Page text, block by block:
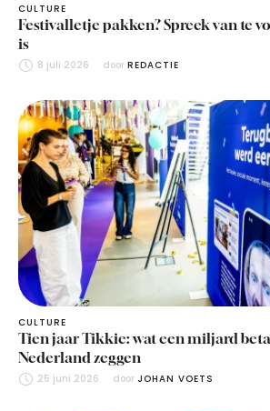
CULTURE
Festivalletje pakken? Spreek van te
is
8 juli 2026 door REDACTIE
CULTURE
Tien jaar Tikkie: wat een miljard
Nederland zeggen
25 juni 2026 door JOHAN VOETS